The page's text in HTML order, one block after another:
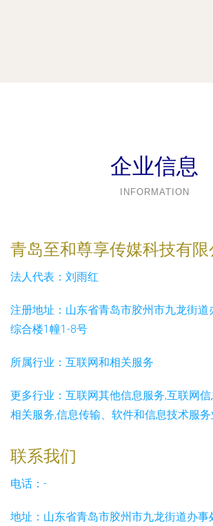
企业信息
INFORMATION
青岛至和尊享传媒科技有限
法人代表： 刘雨红
注册地址： 山东省青岛市胶州市九龙街
综合楼1幢1-8号
所属行业： 互联网和相关服务
更多行业： 互联网其他信息服务,互联网
相关服务,信息传输、软件和信息技术服务
联系我们
电话：-
地址：山东省青岛市胶州市九龙街道办事